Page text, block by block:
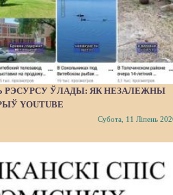
РЭСУРСУ ЎЛАДЫ: ЯК НЕЗАЛЕЖНЫ
YOUTUBE
Субота, 11 Ліпень